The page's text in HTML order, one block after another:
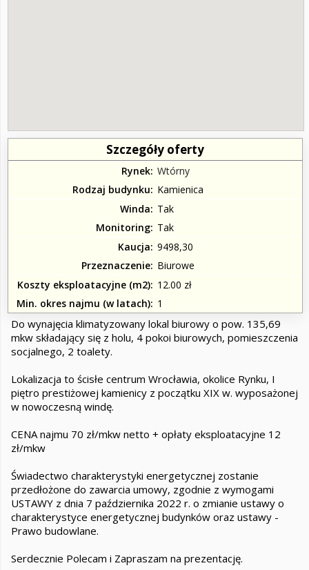
Szczegóły oferty
Rynek Wtórny
Rodzaj budynku
Kamienica
Winda
Tak
Monitoring Tak
Kaucja 9498,30
Przeznaczenie Biurowe
Koszty eksploatacyjne (m2) 12.00 zł
Min. okres najmu (w latach) 1
Do wynajęcia klimatyzowany lokal biurowy o pow. 135,69
mkw składający się z holu, 4 pokoi biurowych, pomieszczenia
socjalnego, 2 toalety.
Lokalizacja to ścisłe centrum Wrocławia, okolice Rynku, I
piętro prestiżowej kamienicy z początku XIX w. wyposażonej
w nowoczesną windę.
CENA najmu 70 zł/mkw netto + opłaty eksploatacyjne 12
zł/mkw
Świadectwo charakterystyki energetycznej zostanie
przedłożone do zawarcia umowy, zgodnie z wymogami
USTAWY z dnia 7 października 2022 r. o zmianie ustawy o
charakterystyce energetycznej budynków oraz ustawy -
Prawo budowlane.
Serdecznie Polecam i Zapraszam na prezentację.